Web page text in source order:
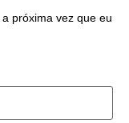
próxima vez que eu